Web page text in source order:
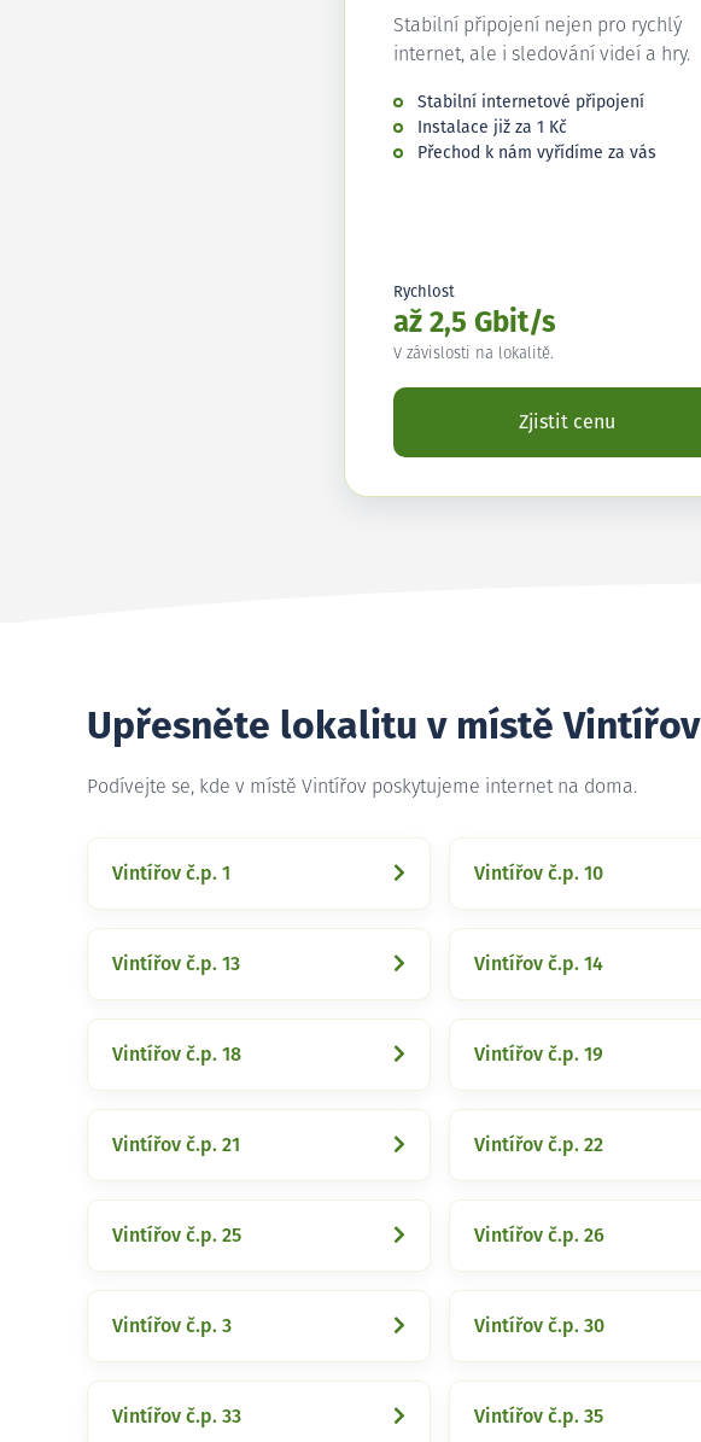
Stabilní připojení nejen pro rychlý
internet, ale i sledování videí a hry.
Stabilní internetové připojení
Instalace již za 1 Kč
Přechod k nám vyřídíme za vás
Rychlost
až 2,5 Gbit/s
V závislosti na lokalitě.
Zjistit cenu
Upřesněte lokalitu v místě Vintířov
Podívejte se, kde v místě Vintířov poskytujeme internet na doma.
Vintířov č.p. 1 Vintířov č.p. 10
Vintířov č.p. 13 Vintířov č.p. 14
Vintířov č.p. 18 Vintířov č.p. 19
Vintířov č.p. 21 Vintířov č.p. 22
Vintířov č.p. 25 Vintířov č.p. 26
Vintířov č.p. 3 Vintířov č.p. 30
Vintířov č.p. 33 Vintířov č.p. 35